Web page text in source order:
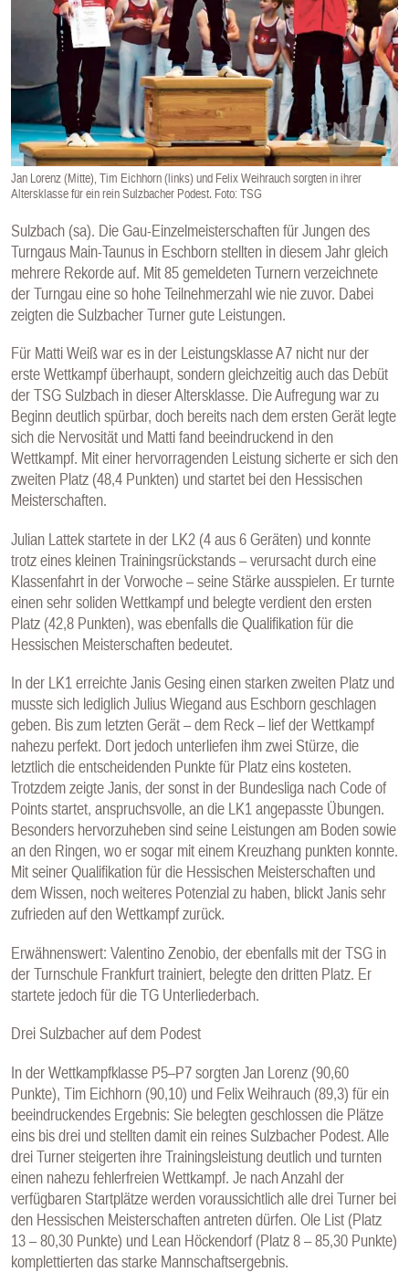
Jan Lorenz (Mitte), Tim Eichhorn (links) und Felix Weihrauch sorgten in ihrer
Altersklasse für ein rein Sulzbacher Podest. Foto: TSG
Sulzbach (sa). Die Gau-Einzelmeisterschaften für Jungen des
Turngaus Main-Taunus in Eschborn stellten in diesem Jahr gleich
mehrere Rekorde auf. Mit 85 gemeldeten Turnern verzeichnete
der Turngau eine so hohe Teilnehmerzahl wie nie zuvor. Dabei
zeigten die Sulzbacher Turner gute Leistungen.
Für Matti Weiß war es in der Leistungsklasse A7 nicht nur der
erste Wettkampf überhaupt, sondern gleichzeitig auch das Debüt
der TSG Sulzbach in dieser Altersklasse. Die Aufregung war zu
Beginn deutlich spürbar, doch bereits nach dem ersten Gerät legte
sich die Nervosität und Matti fand beeindruckend in den
Wettkampf. Mit einer hervorragenden Leistung sicherte er sich den
zweiten Platz (48,4 Punkten) und startet bei den Hessischen
Meisterschaften.
Julian Lattek startete in der LK2 (4 aus 6 Geräten) und konnte
trotz eines kleinen Trainingsrückstands – verursacht durch eine
Klassenfahrt in der Vorwoche – seine Stärke ausspielen. Er turnte
einen sehr soliden Wettkampf und belegte verdient den ersten
Platz (42,8 Punkten), was ebenfalls die Qualifikation für die
Hessischen Meisterschaften bedeutet.
In der LK1 erreichte Janis Gesing einen starken zweiten Platz und
musste sich lediglich Julius Wiegand aus Eschborn geschlagen
geben. Bis zum letzten Gerät – dem Reck – lief der Wettkampf
nahezu perfekt. Dort jedoch unterliefen ihm zwei Stürze, die
letztlich die entscheidenden Punkte für Platz eins kosteten.
Trotzdem zeigte Janis, der sonst in der Bundesliga nach Code of
Points startet, anspruchsvolle, an die LK1 angepasste Übungen.
Besonders hervorzuheben sind seine Leistungen am Boden sowie
an den Ringen, wo er sogar mit einem Kreuzhang punkten konnte.
Mit seiner Qualifikation für die Hessischen Meisterschaften und
dem Wissen, noch weiteres Potenzial zu haben, blickt Janis sehr
zufrieden auf den Wettkampf zurück.
Erwähnenswert: Valentino Zenobio, der ebenfalls mit der TSG in
der Turnschule Frankfurt trainiert, belegte den dritten Platz. Er
startete jedoch für die TG Unterliederbach.
Drei Sulzbacher auf dem Podest
In der Wettkampfklasse P5–P7 sorgten Jan Lorenz (90,60
Punkte), Tim Eichhorn (90,10) und Felix Weihrauch (89,3) für ein
beeindruckendes Ergebnis: Sie belegten geschlossen die Plätze
eins bis drei und stellten damit ein reines Sulzbacher Podest. Alle
drei Turner steigerten ihre Trainingsleistung deutlich und turnten
einen nahezu fehlerfreien Wettkampf. Je nach Anzahl der
verfügbaren Startplätze werden voraussichtlich alle drei Turner bei
den Hessischen Meisterschaften antreten dürfen. Ole List (Platz
13 – 80,30 Punkte) und Lean Höckendorf (Platz 8 – 85,30 Punkte)
komplettierten das starke Mannschaftsergebnis.
E
N